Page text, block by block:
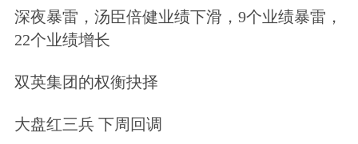
包括电池续航焦虑、使用寿命和健康状
经理兼消费者业务总经理魏敏菁说道。
深夜暴雷，汤臣倍健业绩下滑，9个业绩暴雷，
22个业绩增长
双英集团的权衡抉择
大盘红三兵 下周回调